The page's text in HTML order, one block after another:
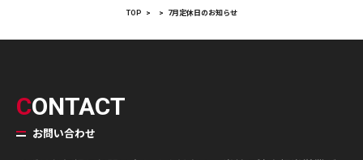
TOP 7月定休日のお知らせ
CONTACT
お問い合わせ